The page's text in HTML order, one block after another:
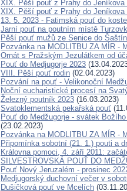
XIX. Pěší pouť z Prahy do Jeníkova
XIX. Pěší pouť z Prahy do Jeníkova
13. 5. 2023 - Fatimská pouť do
Jarní pouť na poutním místě
Pěší pouť mužů ze Senice do
Pozvánka na MODLITBU ZA MÍR -
Ornát s Pražským Jezulátkem od
Pouť do Medjugorje 2023
VIII. Pěší pouť rodin (02.04.2023)
Pozvání na pouť - Velikonoční
Noční eucharistické procesí na
Železný poutník 2023 (16.03.2023)
Svatoklementská pekařská pouť
Pouť do Medžugorje - svátek
(23.02.2023)
Pozvánka na MODLITBU ZA MÍR -
Připomínka sobotní (21. 1.) pouti a
Královna pomoci, 4. září 2011:
SILVESTROVSKÁ POUŤ DO
Pouť Nový Jeruzalém - prosinec
Medjugorský duchovní večer v
Dušičková pouť ve Mcelích